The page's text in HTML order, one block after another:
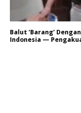
Balut ‘Barang’
Indonesia —